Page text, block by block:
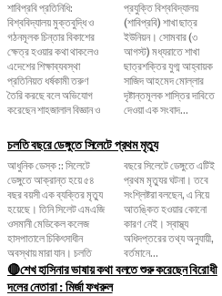
শাবিপ্রবি প্রতিনিধি:
বিশ্ববিদ্যালয় মুক্তবুদ্ধি ও
গঠনমূলক চিন্তার বিকাশের
ক্ষেত্র হওয়ার কথা থাকলেও
এদেশের শিক্ষাব্যবস্থা
প্রতিনিয়ত ধর্ষকামী তরুণ
তৈরি করছে বলে অভিযোগ
করেছেন শাহজালাল বিজ্ঞান ও
প্রযুক্তি বিশ্ববিদ্যালয়
(শাবিপ্রবি) শাখা ছাত্র
ইউনিয়ন। সোমবার (৩
আগস্ট) মধ্যরাতে শাখা
ছাত্রশক্তির যুগ্ম আহ্বায়ক
সাজিদ আহমেদ মোল্লার
দৃষ্টান্তমূলক শাস্তির দাবিতে
দেওয়া এক সংবাদ...
চলতি বছরে ডেঙ্গুতে সিলেটে প্রথম মৃত্যু
আধুনিক ডেস্ক :: সিলেটে
ডেঙ্গুতে আক্রান্ত হয়ে ৫৪
বছর বয়সী এক ব্যক্তির মৃত্যু
হয়েছে। তিনি সিলেট এমএজি
ওসমানী মেডিকেল কলেজ
হাসপাতালে চিকিৎসাধীন
অবস্থায় মারা যান। চলতি
বছরে সিলেটে ডেঙ্গুতে এটিই
প্রথম মৃত্যুর ঘটনা। তবে
সংশ্লিষ্টরা বলছেন, এ নিয়ে
আতঙ্কিত হওয়ার কোনো
কারণ নেই। স্বাস্থ্য
অধিদপ্তরের তথ্য অনুযায়ী,
বর্তমানে...
🔴শেখ হাসিনার ভাষায় কথা বলতে শুরু করেছেন বিরোধী
দলের নেতারা : মির্জা ফখরুল